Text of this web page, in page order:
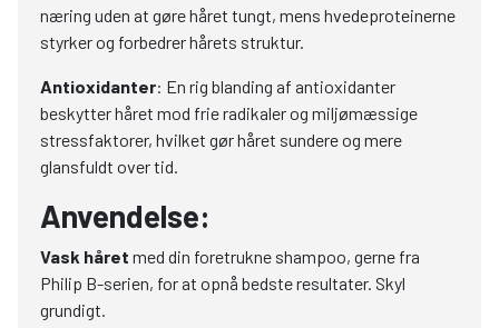
næring uden at gøre håret tungt, mens hvedeproteinerne
styrker og forbedrer hårets struktur.
Antioxidanter: En rig blanding af antioxidanter
beskytter håret mod frie radikaler og miljømæssige
stressfaktorer, hvilket gør håret sundere og mere
glansfuldt over tid.
Anvendelse:
Vask håret med din foretrukne shampoo, gerne fra
Philip B-serien, for at opnå bedste resultater. Skyl
grundigt.